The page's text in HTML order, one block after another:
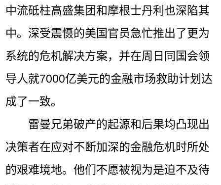
中流砥柱高盛集团和摩根士丹利也深陷其
中。深受震慑的美国官员急忙推出了更为
系统的危机解决方案，并在周日同国会领
导人就7000亿美元的金融市场救助计划达
成了一致。
雷曼兄弟破产的起源和后果均凸现出
决策者在应对不断加深的金融危机时所处
的艰难境地。他们不愿被视为是迫不及待